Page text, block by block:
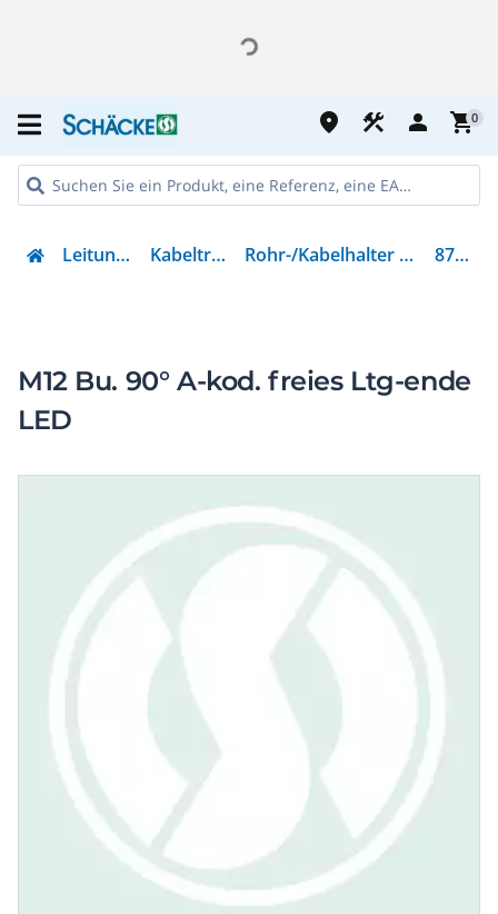
place construction person shopping_cart0
Leitungsführung Kabeltragsysteme Rohr-/Kabelhalter für Kabeltragsystem 87121280
M12 Bu. 90° A-kod. freies Ltg-ende
LED